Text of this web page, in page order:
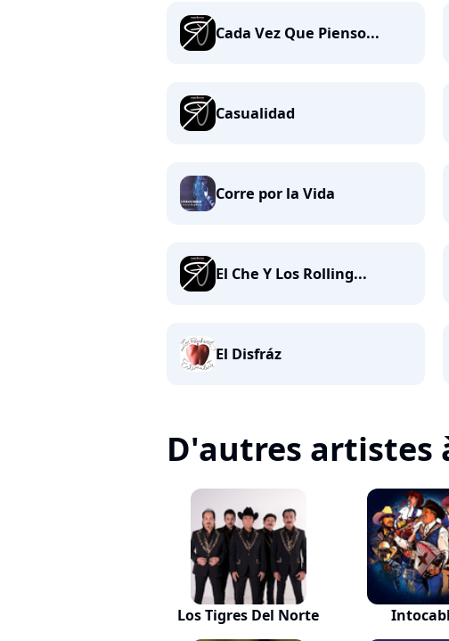
Cada Vez Que Pienso...
Casualidad
Corre por la Vida
El Che Y Los Rolling...
El Disfráz
D'autres artistes
Los Tigres Del Norte